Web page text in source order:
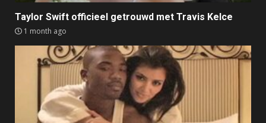
Taylor Swift officieel getrouwd met Travis Kelce
1 month ago